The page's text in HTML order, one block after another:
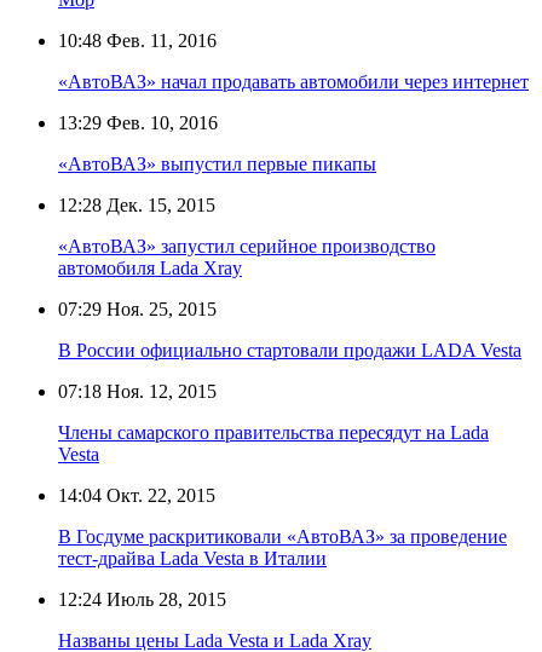
10:48 Фев. 11, 2016
«АвтоВАЗ» начал продавать автомобили через интернет
13:29 Фев. 10, 2016
«АвтоВАЗ» выпустил первые пикапы
12:28 Дек. 15, 2015
«АвтоВАЗ» запустил серийное производство
автомобиля Lada Xray
07:29 Ноя. 25, 2015
В России официально стартовали продажи LADA Vesta
07:18 Ноя. 12, 2015
Члены самарского правительства пересядут на Lada
Vesta
14:04 Окт. 22, 2015
В Госдуме раскритиковали «АвтоВАЗ» за проведение
тест-драйва Lada Vesta в Италии
12:24 Июль 28, 2015
Названы цены Lada Vesta и Lada Xray